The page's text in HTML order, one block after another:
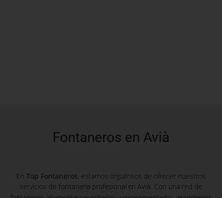
Fontaneros en Avià
En Top Fontaneros, estamos orgullosos de ofrecer nuestros
servicios de fontanería profesional en Avià. Con una red de